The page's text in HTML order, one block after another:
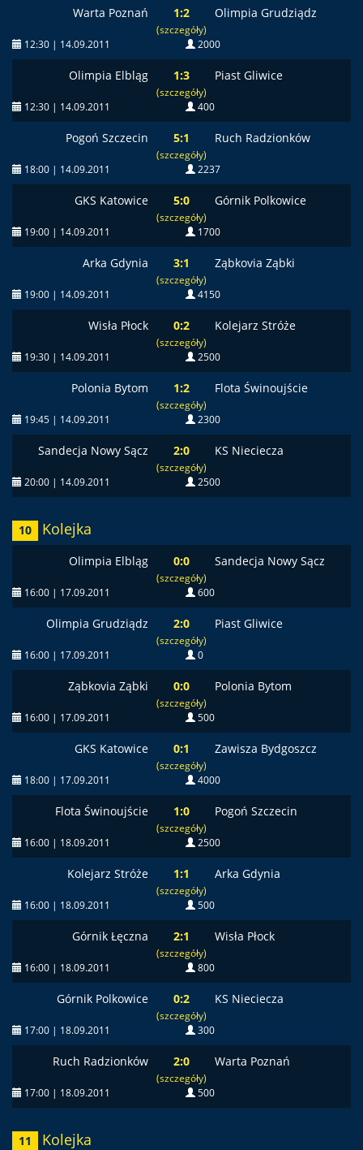
Warta Poznań 1:2
(szczegóły)
Olimpia Grudziądz
12:30 | 14.09.2011 2000
Olimpia Elbląg 1:3
(szczegóły)
Piast Gliwice
12:30 | 14.09.2011 400
Pogoń Szczecin 5:1
(szczegóły)
Ruch Radzionków
18:00 | 14.09.2011 2237
GKS Katowice 5:0
(szczegóły)
Górnik Polkowice
19:00 | 14.09.2011 1700
Arka Gdynia 3:1
(szczegóły)
Ząbkovia Ząbki
19:00 | 14.09.2011 4150
Wisła Płock 0:2
(szczegóły)
Kolejarz Stróże
19:30 | 14.09.2011 2500
Polonia Bytom 1:2
(szczegóły)
Flota Świnoujście
19:45 | 14.09.2011 2300
Sandecja Nowy Sącz 2:0
(szczegóły)
KS Nieciecza
20:00 | 14.09.2011 2500
10 Kolejka
Olimpia Elbląg 0:0
(szczegóły)
Sandecja Nowy Sącz
16:00 | 17.09.2011 600
Olimpia Grudziądz 2:0
(szczegóły)
Piast Gliwice
16:00 | 17.09.2011 0
Ząbkovia Ząbki 0:0
(szczegóły)
Polonia Bytom
16:00 | 17.09.2011 500
GKS Katowice 0:1
(szczegóły)
Zawisza Bydgoszcz
18:00 | 17.09.2011 4000
Flota Świnoujście 1:0
(szczegóły)
Pogoń Szczecin
16:00 | 18.09.2011 2500
Kolejarz Stróże 1:1
(szczegóły)
Arka Gdynia
16:00 | 18.09.2011 500
Górnik Łęczna 2:1
(szczegóły)
Wisła Płock
16:00 | 18.09.2011 800
Górnik Polkowice 0:2
(szczegóły)
KS Nieciecza
17:00 | 18.09.2011 300
Ruch Radzionków 2:0
(szczegóły)
Warta Poznań
17:00 | 18.09.2011 500
11 Kolejka